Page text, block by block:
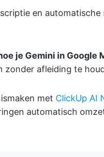
en
je Gemini in Google
zonder afleiding te
met ClickUp AI
automatisch